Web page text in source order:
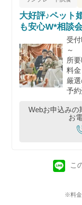
大好評♪ペット
も安心W*相談
受
～
所
料
厳
予
Webお申込みの
お
こ
※料金